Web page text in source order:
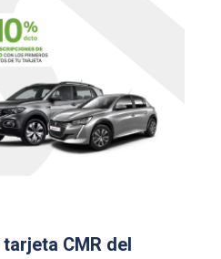
tarjeta CMR del